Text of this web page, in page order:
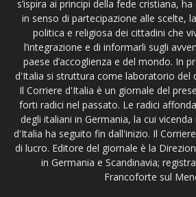
s’ispira ai principi della fede cristiana,
in senso di partecipazione alle scelte,
politica e religiosa dei cittadini che
l’integrazione e di informarli sugli
paese d’accoglienza e del mondo. In
d'Italia si struttura come laboratorio del
Il Corriere d'Italia è un giornale del
forti radici nel passato. Le radici
degli italiani in Germania, la cui
d'Italia ha seguito fin dall'inizio. Il
di lucro. Editore del giornale è la
in Germania e Scandinavia;
Francoforte sul